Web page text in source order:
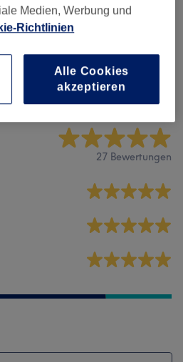
27 Bewertungen
Medien, Werbung und
Richtlinien
Alle Cookies
akzeptieren